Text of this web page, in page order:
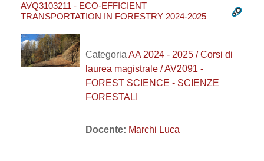
AVQ3103211 - ECO-EFFICIENT
TRANSPORTATION IN FORESTRY 2024-2025
Categoria AA 2024 - 2025 / Corsi di
laurea magistrale / AV2091 -
FOREST SCIENCE - SCIENZE
FORESTALI
Docente: Marchi Luca